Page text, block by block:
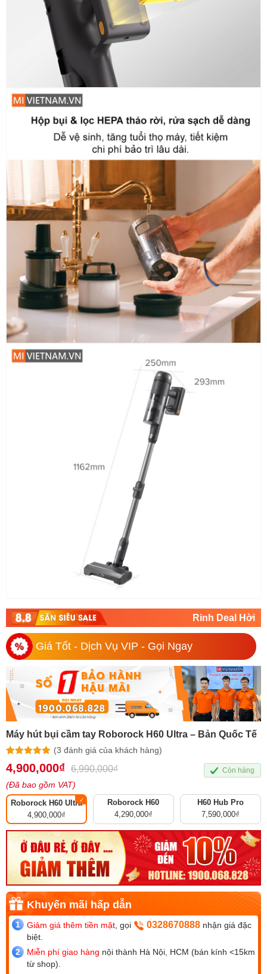
Rinh Deal Hời
Giá Tốt - Dịch Vụ VIP - Gọi Ngay
Máy hút bụi cầm tay Roborock H60 Ultra – Bản Quốc Tế
5.00trên 5
dựa trên
3
(3 đánh giá của khách hàng)
4,900,000₫ 6,990,000₫
(Đã bao gồm VAT)
Roborock H60 Ultra
4,900,000₫
Roborock H60
4,290,000₫
H60 Hub Pro
7,590,000₫
Giảm giá thêm tiền mặt , gọi 0328670888 nhận giá đặc
biệt.
Miễn phí giao hàng nội thành Hà Nội, HCM (bán kính <15km
từ shop).
Còn hàng